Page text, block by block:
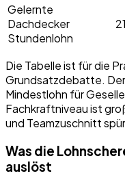
Gelernte
Dachdecker
Stundenlohn
Die Tabelle ist für die
Grundsatzdebatte.
Mindestlohn für
Fachkraftniveau ist
und Teamzuschnitt
Was die
auslöst